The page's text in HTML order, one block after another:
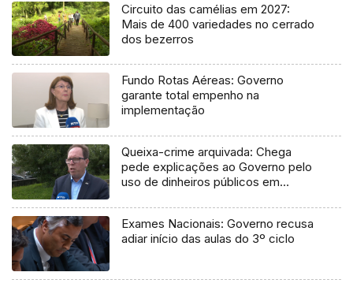
Circuito das camélias em 2027:
Mais de 400 variedades no cerrado
dos bezerros
Fundo Rotas Aéreas: Governo
garante total empenho na
implementação
Queixa-crime arquivada: Chega
pede explicações ao Governo pelo
uso de dinheiros públicos em
Exames Nacionais: Governo recusa
adiar início das aulas do 3º ciclo